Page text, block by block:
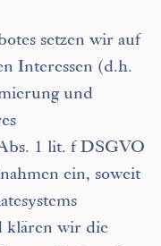
setzen wir auf
Interessen (d.h.
und
1 lit. f DSGVO
ein, soweit
klären wir die